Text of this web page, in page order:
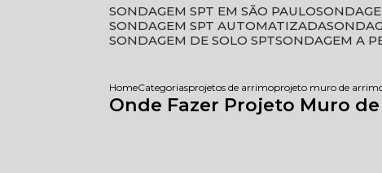
SONDAGEM SPT EM SÃO PAULO
SONDAGEM SPT AUTOMATIZADA
SONDAGEM DE SOLO SPT SONDAGEM A
HomeCategoriasprojetos de arrimoprojeto muro de
Onde Fazer Projeto Muro